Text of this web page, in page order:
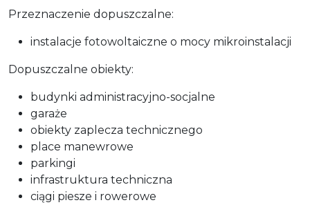
Przeznaczenie dopuszczalne:
instalacje fotowoltaiczne o mocy mikroinstalacji
Dopuszczalne obiekty:
budynki administracyjno-socjalne
garaże
obiekty zaplecza technicznego
place manewrowe
parkingi
infrastruktura techniczna
ciągi piesze i rowerowe